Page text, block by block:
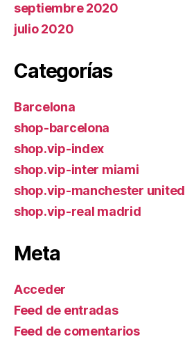
septiembre 2020
julio 2020
Categorías
Barcelona
shop-barcelona
shop.vip-index
shop.vip-inter miami
shop.vip-manchester united
shop.vip-real madrid
Meta
Acceder
Feed de entradas
Feed de comentarios